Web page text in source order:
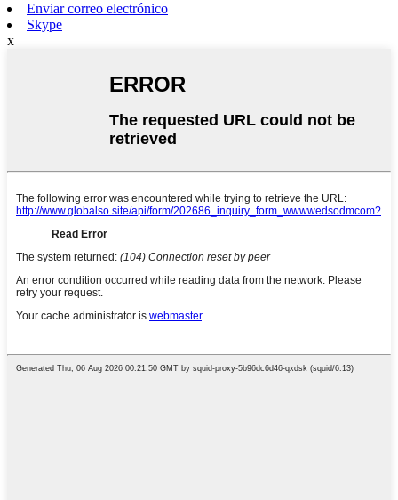
Enviar correo electrónico
Skype
x